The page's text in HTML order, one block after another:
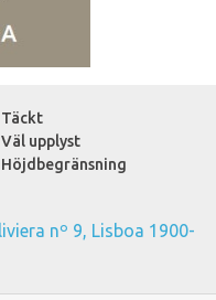
Täckt
Väl upplyst
Höjdbegränsning
nº 9, Lisboa 1900-